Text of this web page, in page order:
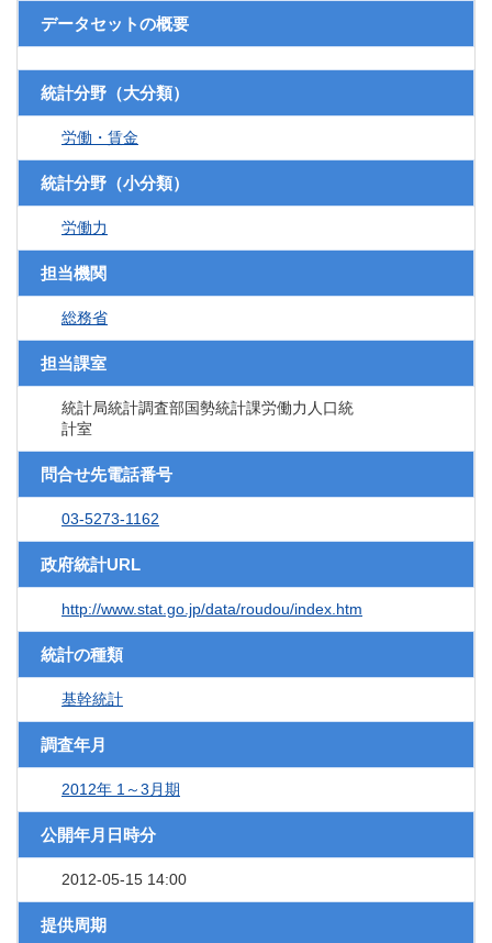
データセットの概要
統計分野（大分類）
労働・賃金
統計分野（小分類）
労働力
担当機関
総務省
担当課室
統計局統計調査部国勢統計課労働力人口統
計室
問合せ先電話番号
03-5273-1162
政府統計URL
http://www.stat.go.jp/data/roudou/index.htm
統計の種類
基幹統計
調査年月
2012年 1～3月期
公開年月日時分
2012-05-15 14:00
提供周期